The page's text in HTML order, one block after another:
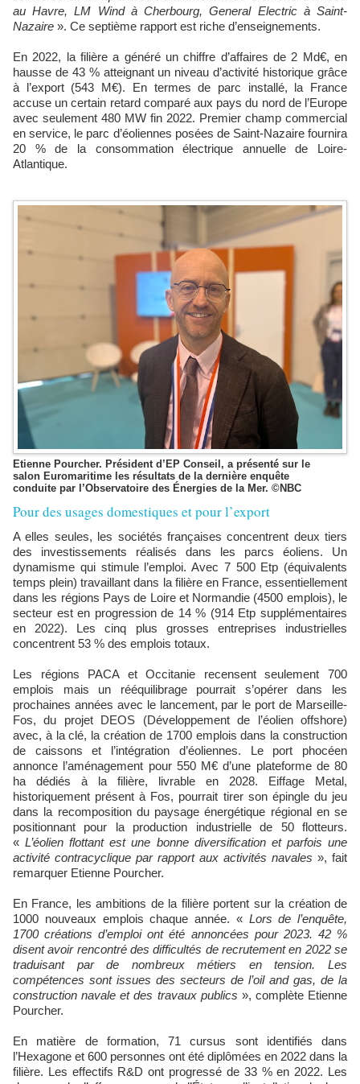
au Havre, LM Wind à Cherbourg, General Electric à Saint-
Nazaire ». Ce septième rapport est riche d’enseignements.
En 2022, la filière a généré un chiffre d’affaires de 2 Md€, en
hausse de 43 % atteignant un niveau d’activité historique grâce
à l’export (543 M€). En termes de parc installé, la France
accuse un certain retard comparé aux pays du nord de l’Europe
avec seulement 480 MW fin 2022. Premier champ commercial
en service, le parc d’éoliennes posées de Saint-Nazaire fournira
20 % de la consommation électrique annuelle de Loire-
Atlantique.
Etienne Pourcher. Président d’EP Conseil, a présenté sur le
salon Euromaritime les résultats de la dernière enquête
conduite par l’Observatoire des Énergies de la Mer. ©NBC
Pour des usages domestiques et pour l’export
A elles seules, les sociétés françaises concentrent deux tiers
des investissements réalisés dans les parcs éoliens. Un
dynamisme qui stimule l’emploi. Avec 7 500 Etp (équivalents
temps plein) travaillant dans la filière en France, essentiellement
dans les régions Pays de Loire et Normandie (4500 emplois), le
secteur est en progression de 14 % (914 Etp supplémentaires
en 2022). Les cinq plus grosses entreprises industrielles
concentrent 53 % des emplois totaux.
Les régions PACA et Occitanie recensent seulement 700
emplois mais un rééquilibrage pourrait s’opérer dans les
prochaines années avec le lancement, par le port de Marseille-
Fos, du projet DEOS (Développement de l’éolien offshore)
avec, à la clé, la création de 1700 emplois dans la construction
de caissons et l’intégration d’éoliennes. Le port phocéen
annonce l’aménagement pour 550 M€ d’une plateforme de 80
ha dédiés à la filière, livrable en 2028. Eiffage Metal,
historiquement présent à Fos, pourrait tirer son épingle du jeu
dans la recomposition du paysage énergétique régional en se
positionnant pour la production industrielle de 50 flotteurs.
«L’éolien flottant est une bonne diversification et parfois une
activité contracyclique par rapport aux activités navales », fait
remarquer Etienne Pourcher.
En France, les ambitions de la filière portent sur la création de
1000 nouveaux emplois chaque année. « Lors de l’enquête,
1700 créations d’emploi ont été annoncées pour 2023. 42 %
disent avoir rencontré des difficultés de recrutement en 2022 se
traduisant par de nombreux métiers en tension. Les
compétences sont issues des secteurs de l’oil and gas, de la
construction navale et des travaux publics », complète Etienne
Pourcher.
En matière de formation, 71 cursus sont identifiés dans
l’Hexagone et 600 personnes ont été diplômées en 2022 dans la
filière. Les effectifs R&D ont progressé de 33 % en 2022. Les